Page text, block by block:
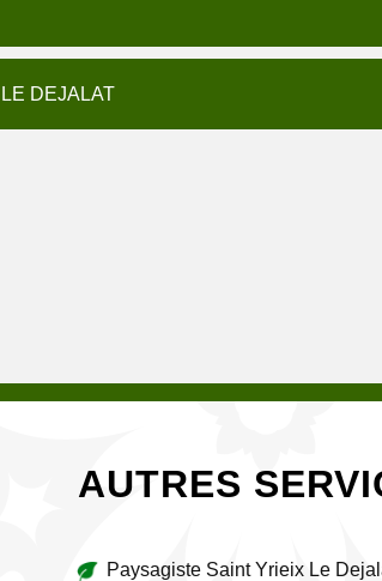
DEJALAT
AUTRES
Paysagiste Saint Yrieix Le